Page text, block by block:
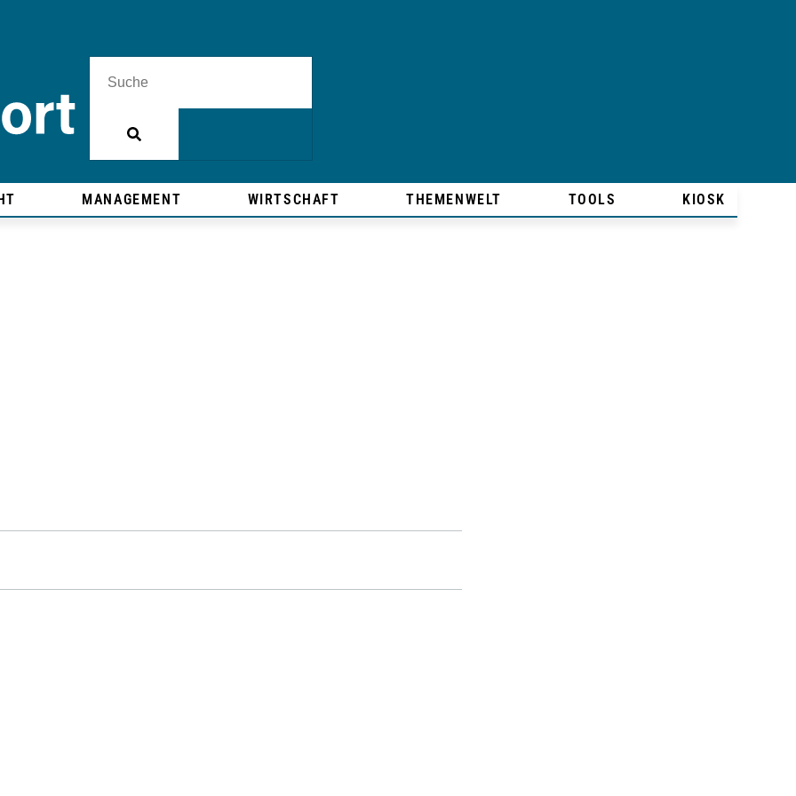
MANAGEMENT WIRTSCHAFT THEMENWELT TOOLS KIOSK